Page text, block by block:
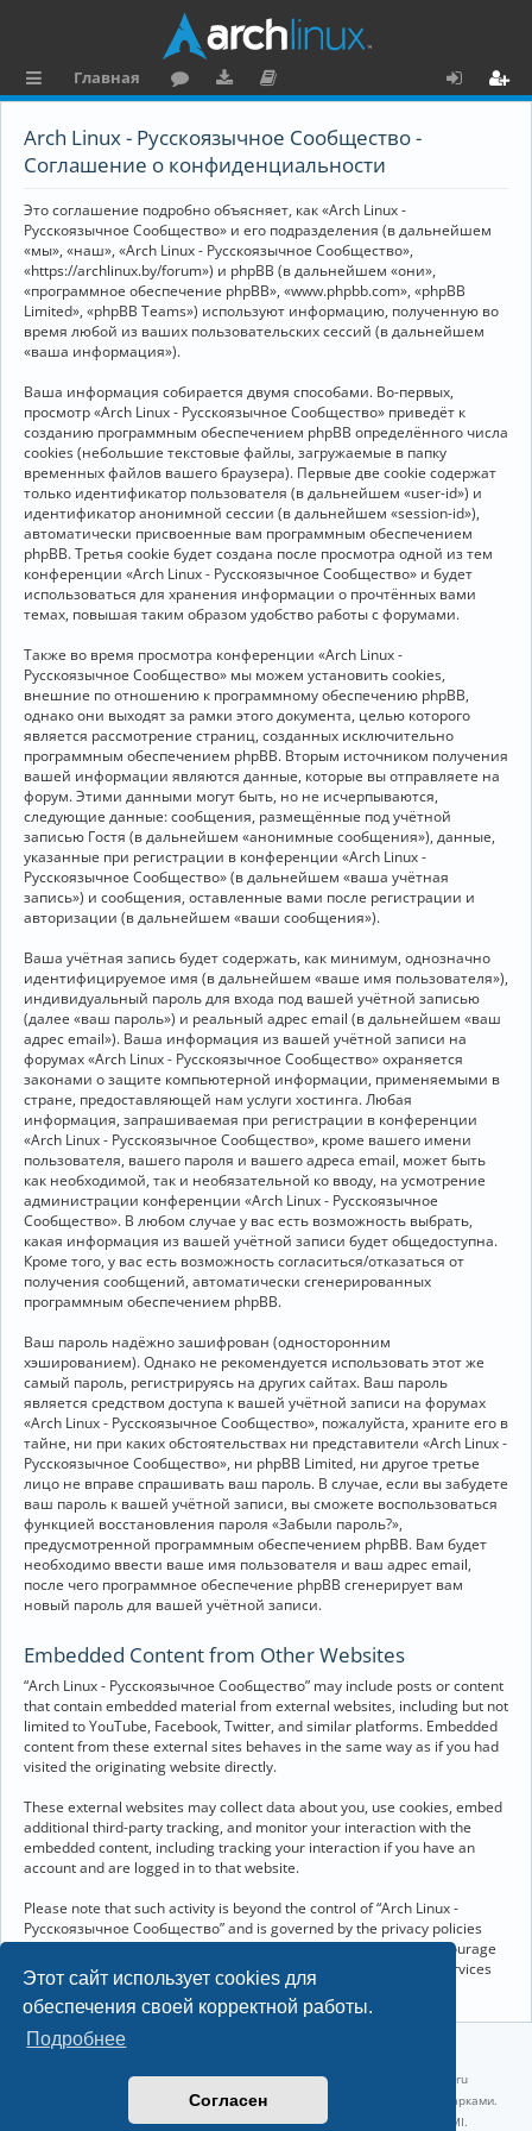
Этот сайт использует cookies для
обеспечения своей корректной работы.
Подробнее
Согласен
ы
к
и
Главная
ру
ру
и
ку
е
н
та
ц
я
Arch Linux - Русскоязычное Сообщество -
Соглашение о конфиденциальности
Это соглашение подробно объясняет, как «Arch Linux -
Русскоязычное Сообщество» и его подразделения (в дальнейшем
«мы», «наш», «Arch Linux - Русскоязычное Сообщество»,
«https://archlinux.by/forum») и phpBB (в дальнейшем «они»,
«программное обеспечение phpBB», «www.phpbb.com», «phpBB
Limited», «phpBB Teams») используют информацию, полученную во
время любой из ваших пользовательских сессий (в дальнейшем
«ваша информация»).
Ваша информация собирается двумя способами. Во-первых,
просмотр «Arch Linux - Русскоязычное Сообщество» приведёт к
созданию программным обеспечением phpBB определённого числа
cookies (небольшие текстовые файлы, загружаемые в папку
временных файлов вашего браузера). Первые две cookie содержат
только идентификатор пользователя (в дальнейшем «user-id») и
идентификатор анонимной сессии (в дальнейшем «session-id»),
автоматически присвоенные вам программным обеспечением
phpBB. Третья cookie будет создана после просмотра одной из тем
конференции «Arch Linux - Русскоязычное Сообщество» и будет
использоваться для хранения информации о прочтённых вами
темах, повышая таким образом удобство работы с форумами.
Также во время просмотра конференции «Arch Linux -
Русскоязычное Сообщество» мы можем установить cookies,
внешние по отношению к программному обеспечению phpBB,
однако они выходят за рамки этого документа, целью которого
является рассмотрение страниц, созданных исключительно
программным обеспечением phpBB. Вторым источником получения
вашей информации являются данные, которые вы отправляете на
форум. Этими данными могут быть, но не исчерпываются,
следующие данные: сообщения, размещённые под учётной
записью Гостя (в дальнейшем «анонимные сообщения»), данные,
указанные при регистрации в конференции «Arch Linux -
Русскоязычное Сообщество» (в дальнейшем «ваша учётная
запись») и сообщения, оставленные вами после регистрации и
авторизации (в дальнейшем «ваши сообщения»).
Ваша учётная запись будет содержать, как минимум, однозначно
идентифицируемое имя (в дальнейшем «ваше имя пользователя»),
индивидуальный пароль для входа под вашей учётной записью
(далее «ваш пароль») и реальный адрес email (в дальнейшем «ваш
адрес email»). Ваша информация из вашей учётной записи на
форумах «Arch Linux - Русскоязычное Сообщество» охраняется
законами о защите компьютерной информации, применяемыми в
стране, предоставляющей нам услуги хостинга. Любая
информация, запрашиваемая при регистрации в конференции
«Arch Linux - Русскоязычное Сообщество», кроме вашего имени
пользователя, вашего пароля и вашего адреса email, может быть
как необходимой, так и необязательной ко вводу, на усмотрение
администрации конференции «Arch Linux - Русскоязычное
Сообщество». В любом случае у вас есть возможность выбрать,
какая информация из вашей учётной записи будет общедоступна.
Кроме того, у вас есть возможность согласиться/отказаться от
получения сообщений, автоматически сгенерированных
программным обеспечением phpBB.
Ваш пароль надёжно зашифрован (односторонним
хэшированием). Однако не рекомендуется использовать этот же
самый пароль, регистрируясь на других сайтах. Ваш пароль
является средством доступа к вашей учётной записи на форумах
«Arch Linux - Русскоязычное Сообщество», пожалуйста, храните его в
тайне, ни при каких обстоятельствах ни представители «Arch Linux -
Русскоязычное Сообщество», ни phpBB Limited, ни другое третье
лицо не вправе спрашивать ваш пароль. В случае, если вы забудете
ваш пароль к вашей учётной записи, вы сможете воспользоваться
функцией восстановления пароля «Забыли пароль?»,
предусмотренной программным обеспечением phpBB. Вам будет
необходимо ввести ваше имя пользователя и ваш адрес email,
после чего программное обеспечение phpBB сгенерирует вам
новый пароль для вашей учётной записи.
Embedded Content from Other Websites
“Arch Linux - Русскоязычное Сообщество” may include posts or content
that contain embedded material from external websites, including but not
limited to YouTube, Facebook, Twitter, and similar platforms. Embedded
content from these external sites behaves in the same way as if you had
visited the originating website directly.
These external websites may collect data about you, use cookies, embed
additional third-party tracking, and monitor your interaction with the
embedded content, including tracking your interaction if you have an
account and are logged in to that website.
Please note that such activity is beyond the control of “Arch Linux -
Русскоязычное Сообщество” and is governed by the privacy policies
and terms of service of the respective external websites. We encourage
you to review the privacy and cookie policies of any third-party services
you interact with through embedded content.
Linux 6.18.40-1-lts x86_64 GNU/Linux 2026-07-26 08:48:12 |
vps reg.ru
Название и логотип Arch Linux ™ являются признанными торговыми марками.
Linux ® — зарегистрированная торговая марка Linus Torvalds и LMI.